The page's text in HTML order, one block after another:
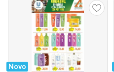
Novo